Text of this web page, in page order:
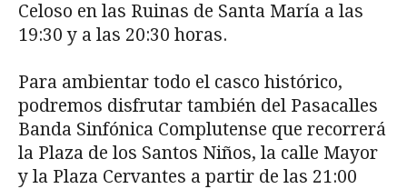
Celoso en las Ruinas de Santa María a las
19:30 y a las 20:30 horas.
Para ambientar todo el casco histórico,
podremos disfrutar también del Pasacalles
Banda Sinfónica Complutense que recorrerá
la Plaza de los Santos Niños, la calle Mayor
y la Plaza Cervantes a partir de las 21:00